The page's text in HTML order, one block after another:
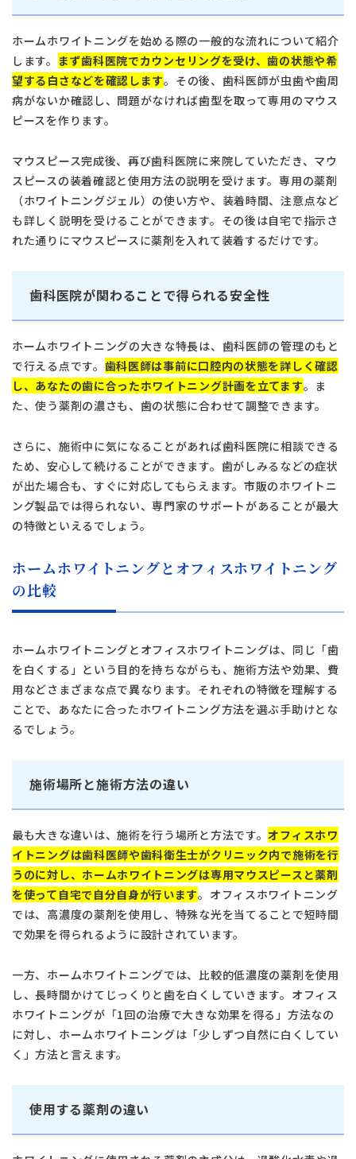
ホームホワイトニングを始める際の一般的な流れについて紹介
します。 まず歯科医院でカウンセリングを受け、歯の状態や希
望する白さなどを確認します。その後、歯科医師が虫歯や歯周
病がないか確認し、問題がなければ歯型を取って専用のマウス
ピースを作ります。
マウスピース完成後、再び歯科医院に来院していただき、マウ
スピースの装着確認と使用方法の説明を受けます。専用の薬剤
（ホワイトニングジェル）の使い方や、装着時間、注意点など
も詳しく説明を受けることができます。その後は自宅で指示さ
れた通りにマウスピースに薬剤を入れて装着するだけです。
歯科医院が関わることで得られる安全性
ホームホワイトニングの大きな特長は、歯科医師の管理のもと
で行える点です。 歯科医師は事前に口腔内の状態を詳しく確認
し、あなたの歯に合ったホワイトニング計画を立てます。ま
た、使う薬剤の濃さも、歯の状態に合わせて調整できます。
さらに、施術中に気になることがあれば歯科医院に相談できる
ため、安心して続けることができます。歯がしみるなどの症状
が出た場合も、すぐに対応してもらえます。市販のホワイトニ
ング製品では得られない、専門家のサポートがあることが最大
の特徴といえるでしょう。
ホームホワイトニングとオフィスホワイトニング
の比較
ホームホワイトニングとオフィスホワイトニングは、同じ「歯
を白くする」という目的を持ちながらも、施術方法や効果、費
用などさまざまな点で異なります。それぞれの特徴を理解する
ことで、あなたに合ったホワイトニング方法を選ぶ手助けとな
るでしょう。
施術場所と施術方法の違い
最も大きな違いは、施術を行う場所と方法です。オフィスホワ
イトニングは歯科医師や歯科衛生士がクリニック内で施術を行
うのに対し、ホームホワイトニングは専用マウスピースと薬剤
を使って自宅で自分自身が行います。オフィスホワイトニング
では、高濃度の薬剤を使用し、特殊な光を当てることで短時間
で効果を得られるように設計されています。
一方、ホームホワイトニングでは、比較的低濃度の薬剤を使用
し、長時間かけてじっくりと歯を白くしていきます。オフィス
ホワイトニングが「1回の治療で大きな効果を得る」方法なの
に対し、ホームホワイトニングは「少しずつ自然に白くしてい
く」方法と言えます。
使用する薬剤の違い